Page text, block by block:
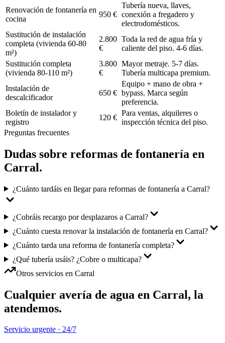
Renovación de fontanería en
cocina
950 €
Tubería nueva, llaves,
conexión a fregadero y
electrodomésticos.
Sustitución de instalación
completa (vivienda 60-80
m²)
2.800
€
Toda la red de agua fría y
caliente del piso. 4-6 días.
Sustitución completa
(vivienda 80-110 m²)
3.800
€
Mayor metraje. 5-7 días.
Tubería multicapa premium.
Instalación de
descalcificador
650 €
Equipo + mano de obra +
bypass. Marca según
preferencia.
Boletín de instalador y
registro
120 €
Para ventas, alquileres o
inspección técnica del piso.
Preguntas frecuentes
Dudas sobre reformas de fontanería en
Carral.
¿Cuánto tardáis en llegar para reformas de fontanería a Carral?
¿Cobráis recargo por desplazaros a Carral?
¿Cuánto cuesta renovar la instalación de fontanería en Carral?
¿Cuánto tarda una reforma de fontanería completa?
¿Qué tubería usáis? ¿Cobre o multicapa?
Otros servicios en Carral
Cualquier avería de agua en Carral, la
atendemos.
Servicio urgente · 24/7